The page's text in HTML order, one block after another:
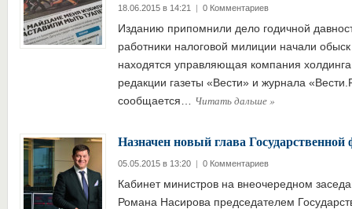
18.06.2015 в 14:21 | 0 Комментариев
Изданию припомнили дело годичной
работники налоговой милиции начали
находятся управляющая компания
редакции газеты «Вести» и журнала
сообщается… Читать дальше»
Назначен новый глава
05.05.2015 в 13:20 | 0 Комментариев
Кабинет министров на внеочередном
Романа Насирова председателем